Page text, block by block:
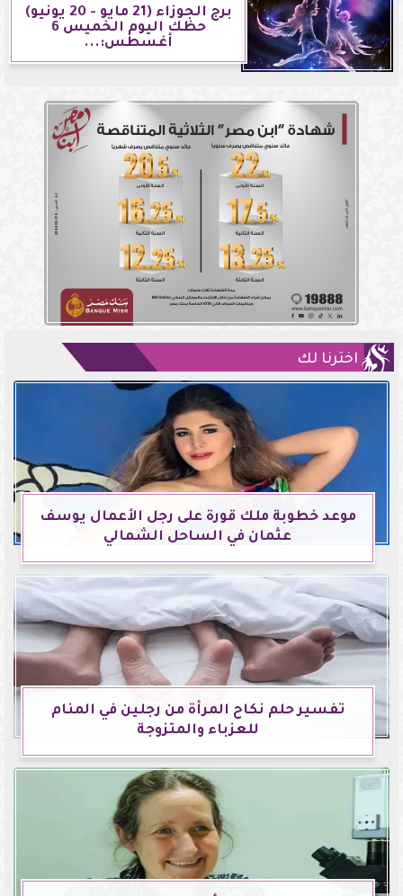
برج الجوزاء (21 مايو - 20 يونيو)
حظك اليوم الخميس 6
أغسطس:...
اخترنا لك
موعد خطوبة ملك قورة على رجل الأعمال يوسف
عثمان في الساحل الشمالي
تفسير حلم نكاح المرأة من رجلين في المنام
للعزباء والمتزوجة